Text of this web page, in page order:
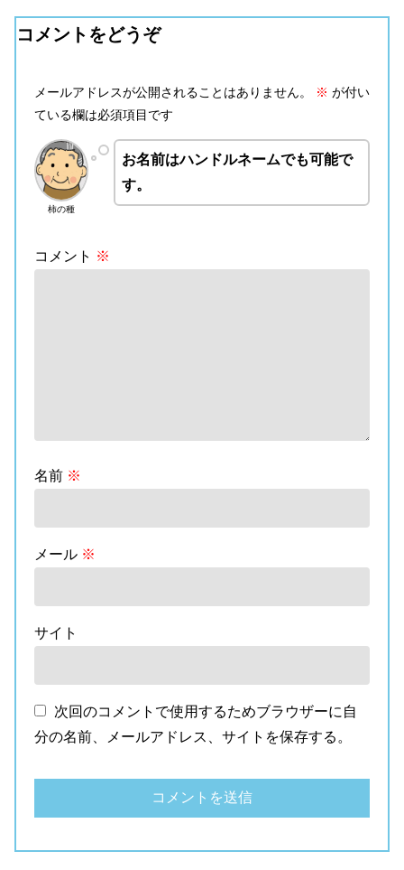
コメントをどうぞ
メールアドレスが公開されることはありません。 ※ が付い
ている欄は必須項目です
柿の種
お名前はハンドルネームでも可能で
す。
コメント ※
名前 ※
メール ※
サイト
次回のコメントで使用するためブラウザーに自
分の名前、メールアドレス、サイトを保存する。